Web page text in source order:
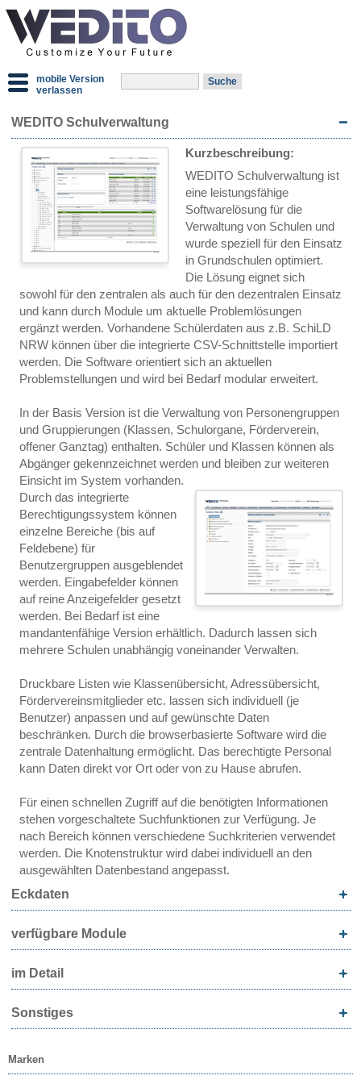
mobile Version
verlassen
WEDITO Schulverwaltung
Kurzbeschreibung:
WEDITO Schulverwaltung ist
eine leistungsfähige
Softwarelösung für die
Verwaltung von Schulen und
wurde speziell für den Einsatz
in Grundschulen optimiert.
Die Lösung eignet sich
sowohl für den zentralen als auch für den dezentralen Einsatz
und kann durch Module um aktuelle Problemlösungen
ergänzt werden. Vorhandene Schülerdaten aus z.B. SchiLD
NRW können über die integrierte CSV-Schnittstelle importiert
werden. Die Software orientiert sich an aktuellen
Problemstellungen und wird bei Bedarf modular erweitert.
In der Basis Version ist die Verwaltung von Personengruppen
und Gruppierungen (Klassen, Schulorgane, Förderverein,
offener Ganztag) enthalten. Schüler und Klassen können als
Abgänger gekennzeichnet werden und bleiben zur weiteren
Einsicht im System vorhanden.
Durch das integrierte
Berechtigungssystem können
einzelne Bereiche (bis auf
Feldebene) für
Benutzergruppen ausgeblendet
werden. Eingabefelder können
auf reine Anzeigefelder gesetzt
werden. Bei Bedarf ist eine
mandantenfähige Version erhältlich. Dadurch lassen sich
mehrere Schulen unabhängig voneinander Verwalten.
Druckbare Listen wie Klassenübersicht, Adressübersicht,
Fördervereinsmitglieder etc. lassen sich individuell (je
Benutzer) anpassen und auf gewünschte Daten
beschränken. Durch die browserbasierte Software wird die
zentrale Datenhaltung ermöglicht. Das berechtigte Personal
kann Daten direkt vor Ort oder von zu Hause abrufen.
Für einen schnellen Zugriff auf die benötigten Informationen
stehen vorgeschaltete Suchfunktionen zur Verfügung. Je
nach Bereich können verschiedene Suchkriterien verwendet
werden. Die Knotenstruktur wird dabei individuell an den
ausgewählten Datenbestand angepasst.
Eckdaten
verfügbare Module
im Detail
Sonstiges
Marken